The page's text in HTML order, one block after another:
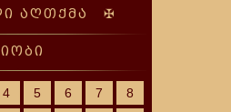
აღთქმა ✠
იობი
4 5 6 7
8